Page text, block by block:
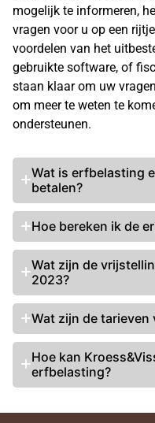
mogelijk te informeren,
vragen voor u op een
voordelen van het
gebruikte software, of
staan klaar om uw
om meer te weten te
ondersteunen.
Wat is erfbelasting
betalen?
Hoe bereken ik de
Wat zijn de
2023?
Wat zijn de tarieven
Hoe kan
erfbelasting?